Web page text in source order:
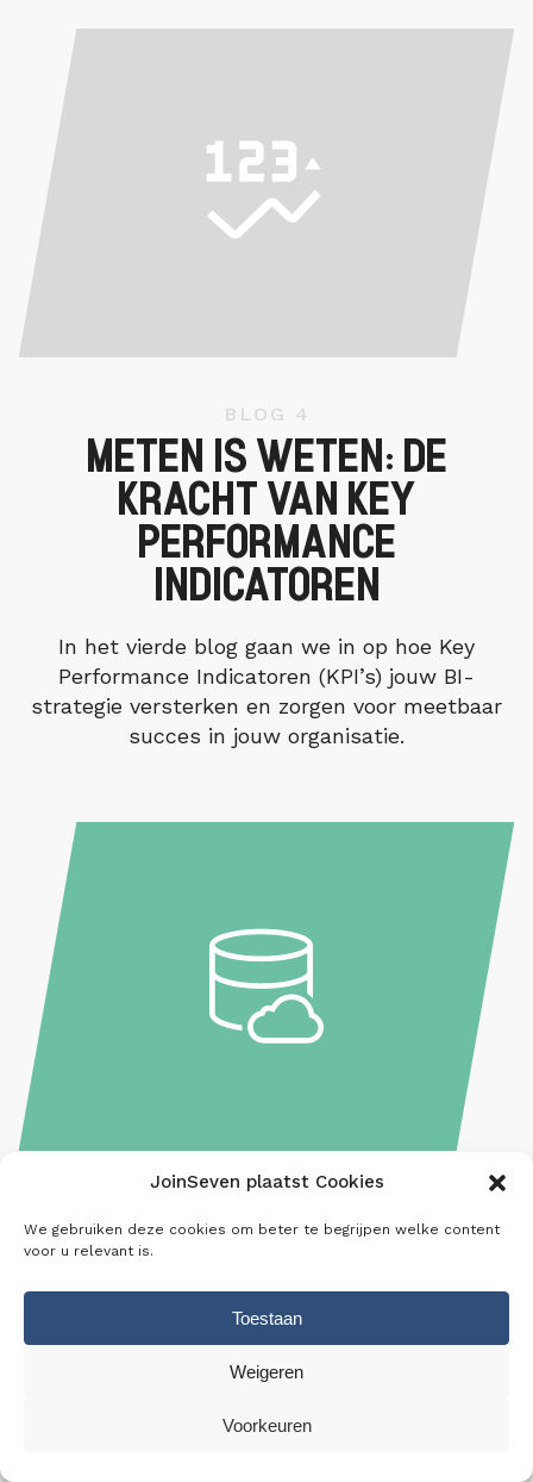
JoinSeven plaatst Cookies
We gebruiken deze cookies om beter te begrijpen welke content
voor u relevant is.
Toestaan
Weigeren
Voorkeuren
BLOG 4
METEN IS WETEN: DE
KRACHT VAN KEY
PERFORMANCE
INDICATOREN
In het vierde blog gaan we in op hoe Key
Performance Indicatoren (KPI’s) jouw BI-
strategie versterken en zorgen voor meetbaar
succes in jouw organisatie.
HET IMPLEMENTEREN VAN
EEN DATAWAREHOUSE
essentieel voor effectieve Business
Intelligence. In het vijfde blog bespreken we